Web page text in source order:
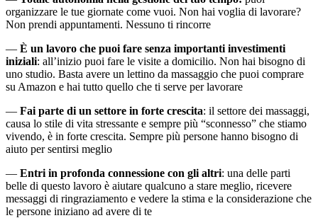
organizzare le tue giornate come vuoi. Non hai voglia di lavorare?
Non prendi appuntamenti. Nessuno ti rincorre
— È un lavoro che puoi fare senza importanti investimenti
iniziali: all’inizio puoi fare le visite a domicilio. Non hai bisogno di
uno studio. Basta avere un lettino da massaggio che puoi comprare
su Amazon e hai tutto quello che ti serve per lavorare
— Fai parte di un settore in forte crescita: il settore dei massaggi,
causa lo stile di vita stressante e sempre più “sconnesso” che stiamo
vivendo, è in forte crescita. Sempre più persone hanno bisogno di
aiuto per sentirsi meglio
— Entri in profonda connessione con gli altri: una delle parti
belle di questo lavoro è aiutare qualcuno a stare meglio, ricevere
messaggi di ringraziamento e vedere la stima e la considerazione che
le persone iniziano ad avere di te